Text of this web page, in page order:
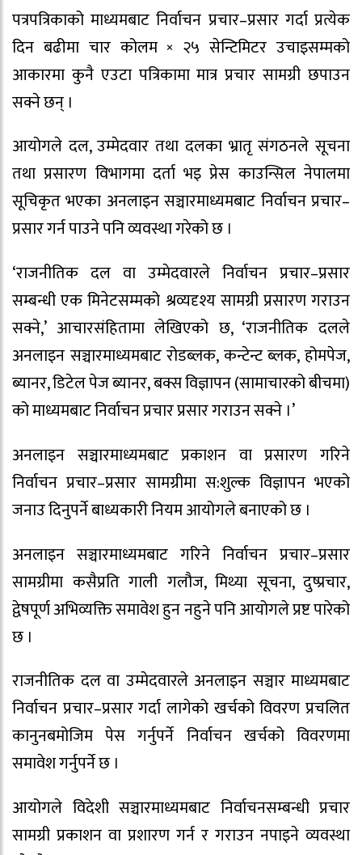
पत्रपत्रिकाको माध्यमबाट निर्वाचन प्रचार–प्रसार गर्दा प्रत्येक
दिन बढीमा चार कोलम × २५ सेन्टिमिटर उचाइसम्मको
आकारमा कुनै एउटा पत्रिकामा मात्र प्रचार सामग्री छपाउन
सक्ने छन् ।
आयोगले दल, उम्मेदवार तथा दलका भ्रातृ संगठनले सूचना
तथा प्रसारण विभागमा दर्ता भइ प्रेस काउन्सिल नेपालमा
सूचिकृत भएका अनलाइन सञ्चारमाध्यमबाट निर्वाचन प्रचार–
प्रसार गर्न पाउने पनि व्यवस्था गरेको छ ।
‘राजनीतिक दल वा उम्मेदवारले निर्वाचन प्रचार–प्रसार
सम्बन्धी एक मिनेटसम्मको श्रव्यदृश्य सामग्री प्रसारण गराउन
सक्ने,’ आचारसंहितामा लेखिएको छ, ‘राजनीतिक दलले
अनलाइन सञ्चारमाध्यमबाट रोडब्लक, कन्टेन्ट ब्लक, होमपेज,
ब्यानर, डिटेल पेज ब्यानर, बक्स विज्ञापन (सामाचारको बीचमा)
को माध्यमबाट निर्वाचन प्रचार प्रसार गराउन सक्ने ।’
अनलाइन सञ्चारमाध्यमबाट प्रकाशन वा प्रसारण गरिने
निर्वाचन प्रचार–प्रसार सामग्रीमा स:शुल्क विज्ञापन भएको
जनाउ दिनुपर्ने बाध्यकारी नियम आयोगले बनाएको छ ।
अनलाइन सञ्चारमाध्यमबाट गरिने निर्वाचन प्रचार–प्रसार
सामग्रीमा कसैप्रति गाली गलौज, मिथ्या सूचना, दुष्प्रचार,
द्वेषपूर्ण अभिव्यक्ति समावेश हुन नहुने पनि आयोगले प्रष्ट पारेको
छ ।
राजनीतिक दल वा उम्मेदवारले अनलाइन सञ्चार माध्यमबाट
निर्वाचन प्रचार–प्रसार गर्दा लागेको खर्चको विवरण प्रचलित
कानुनबमोजिम पेस गर्नुपर्ने निर्वाचन खर्चको विवरणमा
समावेश गर्नुपर्ने छ ।
आयोगले विदेशी सञ्चारमाध्यमबाट निर्वाचनसम्बन्धी प्रचार
सामग्री प्रकाशन वा प्रशारण गर्न र गराउन नपाइने व्यवस्था